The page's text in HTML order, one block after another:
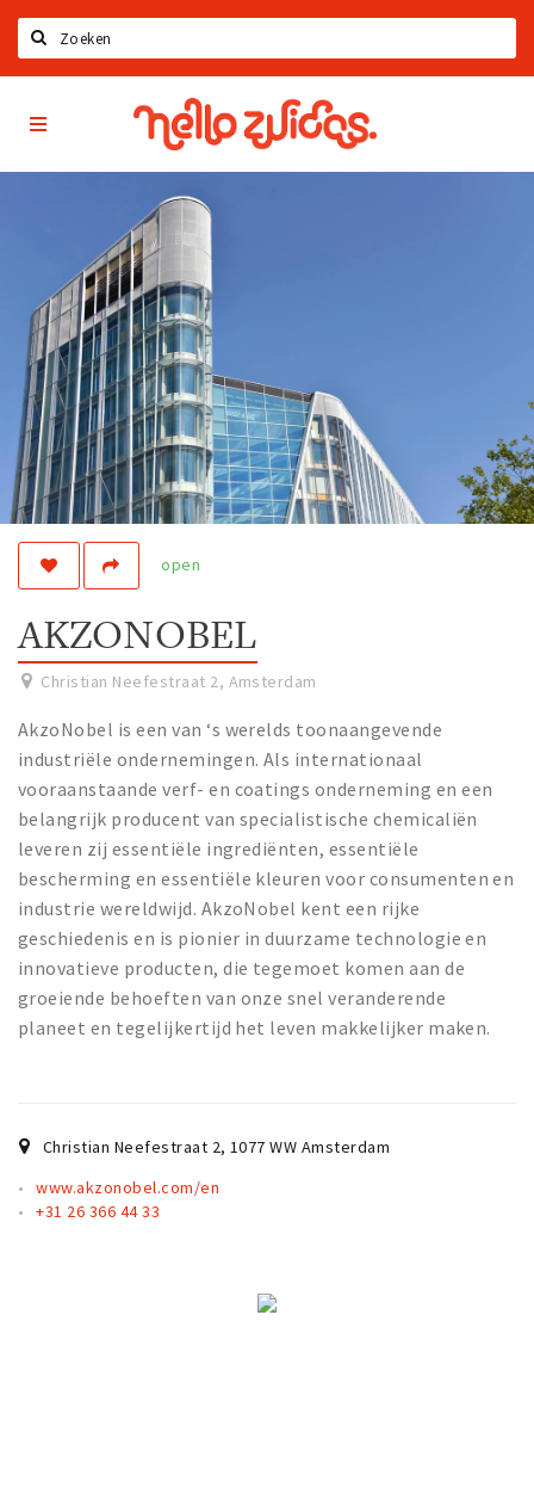
Home
Latest news
Upcoming events
Zuidas Jobs
Offers & Deals
Restaurants
Bars
Hotels
Shops
Live
Work
Travel
Sports & leisure
Magazine
Columns
Interviews
Hello Zuidas Articles
About Hello Zuidas
Programme
Membership
Contact
Inloggen
Hello
Zuidas
App
open
AKZONOBEL
Christian Neefestraat 2, Amsterdam
AkzoNobel is een van ‘s werelds toonaangevende
industriële ondernemingen. Als internationaal
vooraanstaande verf- en coatings onderneming en een
belangrijk producent van specialistische chemicaliën
leveren zij essentiële ingrediënten, essentiële
bescherming en essentiële kleuren voor consumenten en
industrie wereldwijd. AkzoNobel kent een rijke
geschiedenis en is pionier in duurzame technologie en
innovatieve producten, die tegemoet komen aan de
groeiende behoeften van onze snel veranderende
planeet en tegelijkertijd het leven makkelijker maken.
Christian Neefestraat 2, 1077 WW Amsterdam
www.akzonobel.com/en
+31 26 366 44 33